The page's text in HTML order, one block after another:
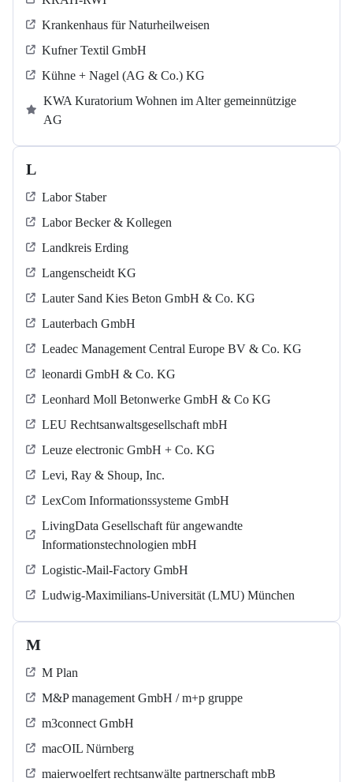
Krankenhaus für Naturheilweisen
Kufner Textil GmbH
Kühne + Nagel (AG & Co.) KG
KWA Kuratorium Wohnen im Alter gemeinnützige
AG
L
Labor Staber
Labor Becker & Kollegen
Landkreis Erding
Langenscheidt KG
Lauter Sand Kies Beton GmbH & Co. KG
Lauterbach GmbH
Leadec Management Central Europe BV & Co. KG
leonardi GmbH & Co. KG
Leonhard Moll Betonwerke GmbH & Co KG
LEU Rechtsanwaltsgesellschaft mbH
Leuze electronic GmbH + Co. KG
Levi, Ray & Shoup, Inc.
LexCom Informationssysteme GmbH
LivingData Gesellschaft für angewandte
Informationstechnologien mbH
Logistic-Mail-Factory GmbH
Ludwig-Maximilians-Universität (LMU) München
M
M Plan
M&P management GmbH / m+p gruppe
m3connect GmbH
macOIL Nürnberg
maierwoelfert rechtsanwälte partnerschaft mbB